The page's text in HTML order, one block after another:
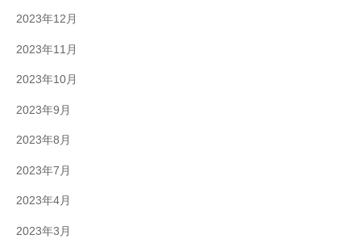
2023年12月
2023年11月
2023年10月
2023年9月
2023年8月
2023年7月
2023年4月
2023年3月